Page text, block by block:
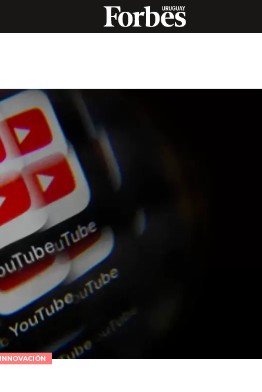
INNOVACIÓN